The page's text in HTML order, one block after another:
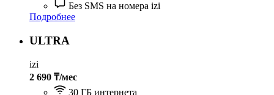
Без SMS на номера izi
Подробнее
ULTRA
izi
2 690 ₸/мес
30 ГБ интернета